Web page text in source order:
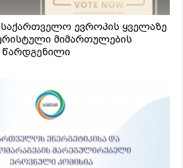
საქართველო ევროპის ყველაზე
მიმართულების
წარდგენილი